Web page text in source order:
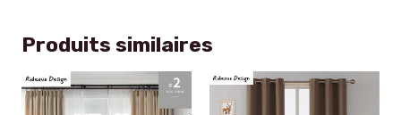
Produits similaires